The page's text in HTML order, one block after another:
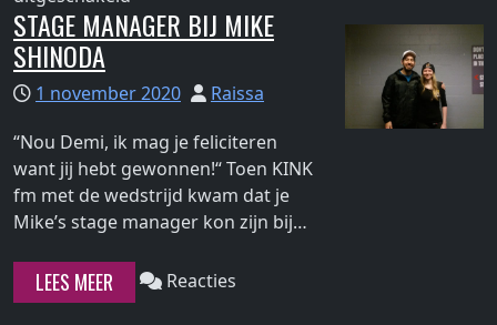
Rock
Werchter
Linkin
Park
Rock
2017
STAGE MANAGER BIJ MIKE
SHINODA
1 november 2020
Raissa
“Nou Demi, ik mag je feliciteren
want jij hebt gewonnen!“ Toen KINK
fm met de wedstrijd kwam dat je
Mike’s stage manager kon zijn bij…
LEES MEER Reacties